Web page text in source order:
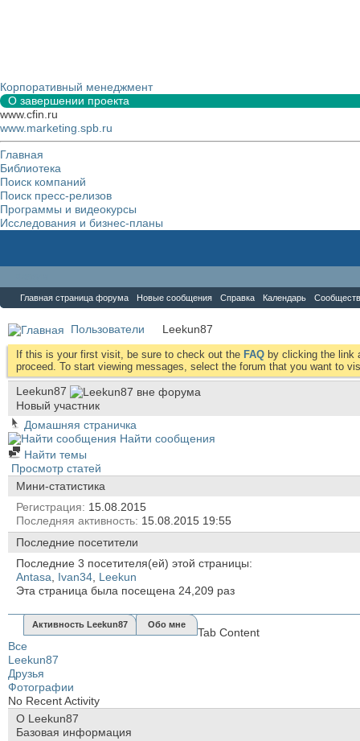
Корпоративный менеджмент
О завершении проекта
www.cfin.ru
www.marketing.spb.ru
Главная
Библиотека
Поиск компаний
Поиск пресс-релизов
Программы и видеокурсы
Исследования и бизнес-планы
Главная страница форума Новые сообщения Справка Календарь
Пользователи Leekun87
If this is your first visit, be sure to check out the FAQ by clicking the link
proceed. To start viewing messages, select the forum that you want to
Leekun87
Новый участник
Домашняя страничка
Найти сообщения
Найти темы
Просмотр статей
Мини-статистика
Регистрация
15.08.2015
Последняя активность 15.08.2015 19:55
Последние посетители
Последние 3 посетителя(ей) этой страницы:
Antasa
Ivan34 Leekun
Эта страница была посещена 24,209 раз
Активность Leekun87 Обо мне
Tab Content
Все
Leekun87
Друзья
Фотографии
No Recent Activity
О Leekun87
Базовая информация